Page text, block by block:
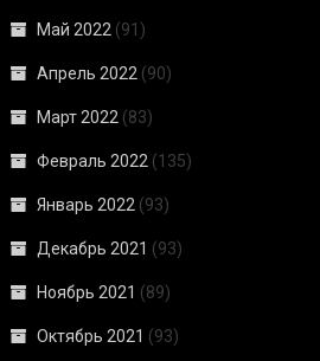
Май 2022 (91)
Апрель 2022 (90)
Март 2022 (83)
Февраль 2022 (135)
Январь 2022 (93)
Декабрь 2021 (93)
Ноябрь 2021 (89)
Октябрь 2021 (93)